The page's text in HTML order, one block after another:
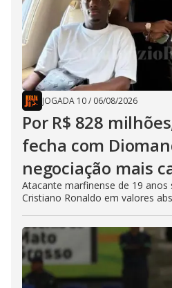
JOGADA 10/ 06/08/2026
Por R$ 828
fecha com
negociação mais
Atacante marfinense de 19
Cristiano Ronaldo em valores